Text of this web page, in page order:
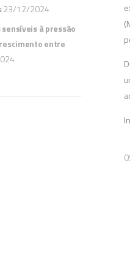
23/12/2024
à pressão
entre